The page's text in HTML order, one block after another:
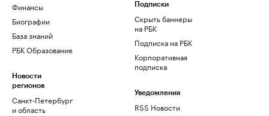
Финансы
Биографии
База знаний
РБК Образование
Новости
регионов
Санкт-Петербург
и область
Подписки
Скрыть баннеры
на РБК
Подписка на РБК
Корпоративная
подписка
Уведомления
RSS Новости